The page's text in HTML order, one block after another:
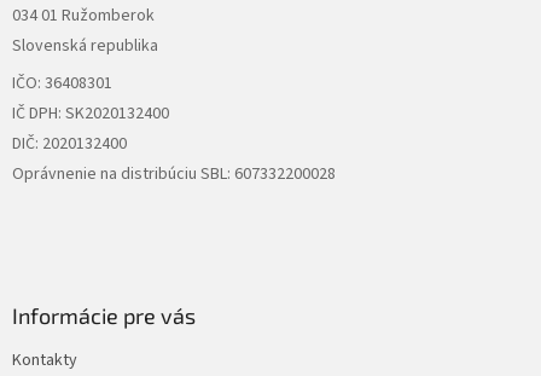
034 01 Ružomberok
Slovenská republika
IČO: 36408301
IČ DPH: SK2020132400
DIČ: 2020132400
Oprávnenie na distribúciu SBL: 607332200028
Informácie pre vás
Kontakty